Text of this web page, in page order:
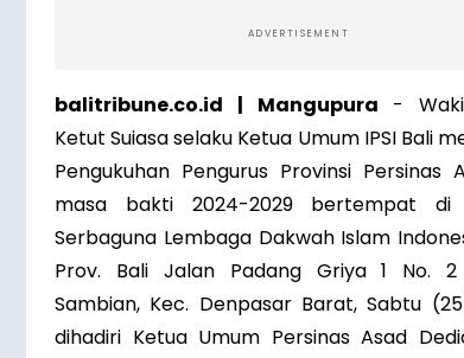
ADVERTISEMENT
balitribune.co.id | Mangupura -
Ketut Suiasa selaku Ketua Umum IPSI Bali
Pengukuhan Pengurus Provinsi Persinas
masa bakti 2024-2029 bertempat di
Serbaguna Lembaga Dakwah Islam
Prov. Bali Jalan Padang Griya 1 No. 2
Sambian, Kec. Denpasar Barat, Sabtu
dihadiri Ketua Umum Persinas Asad